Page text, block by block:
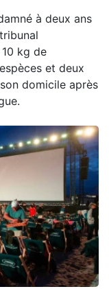
à deux ans
kg de
et deux
domicile après